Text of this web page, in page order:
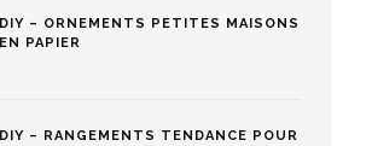
DIY – ORNEMENTS PETITES MAISONS
EN PAPIER
DIY – RANGEMENTS TENDANCE POUR